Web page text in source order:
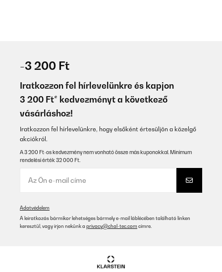
-3 200 Ft
Iratkozzon fel hírlevelünkre és kapjon
3 200 Ft* kedvezményt a következő
vásárláshoz!
Iratkozzon fel hírlevelünkre, hogy elsőként értesüljön a közelgő
akciókról.
A 3 200 Ft-os kedvezmény nem vonható össze más kuponokkal. Minimum
rendelési érték 32 000 Ft.
Adatvédelem
A leiratkozás bármikor lehetséges bármely e-mail láblécében található linken
keresztül, vagy írjon nekünk a privacy@chal-tec.com címre.